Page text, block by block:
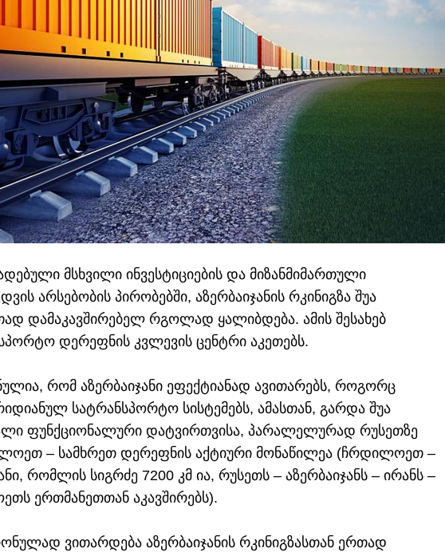
მსხვილი ინვესტიციების და მიზანმიმართული
არსებობის პირობებში, აზერბაიჯანის რკინიგზა შუა
დამაკავშირებელ რგოლად ყალიბდება. ამის შესახებ
დერეფნის კვლევის ცენტრი აკეთებს.
რომ აზერბაიჯანი ეფექტიანად ავითარებს, როგორც
სატრანსპორტო სისტემებს, ამასთან, გარდა შუა
ფუნქციონალური დატვირთვისა, პარალელურად რუსეთზე
– სამხრეთ დერეფნის აქტიური მონაწილეა (ჩრდილოეთ –
რომლის სიგრძე 7200 კმ ია, რუსეთს – აზერბაიჯანს – ირანს –
ერთმანეთთან აკავშირებს).
ვითარდება აზერბაიჯანის რკინიგზასთან ერთად